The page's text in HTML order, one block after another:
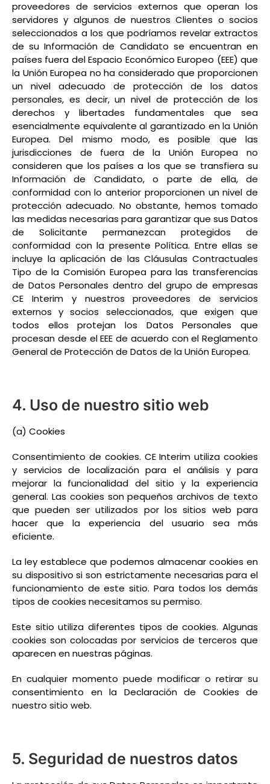
proveedores de servicios externos que operan los
servidores y algunos de nuestros Clientes o socios
seleccionados a los que podríamos revelar extractos
de su Información de Candidato se encuentran en
países fuera del Espacio Económico Europeo (EEE) que
la Unión Europea no ha considerado que proporcionen
un nivel adecuado de protección de los datos
personales, es decir, un nivel de protección de los
derechos y libertades fundamentales que sea
esencialmente equivalente al garantizado en la Unión
Europea. Del mismo modo, es posible que las
jurisdicciones de fuera de la Unión Europea no
consideren que los países a los que se transfiera su
Información de Candidato, o parte de ella, de
conformidad con lo anterior proporcionen un nivel de
protección adecuado. No obstante, hemos tomado
las medidas necesarias para garantizar que sus Datos
de Solicitante permanezcan protegidos de
conformidad con la presente Política. Entre ellas se
incluye la aplicación de las Cláusulas Contractuales
Tipo de la Comisión Europea para las transferencias
de Datos Personales dentro del grupo de empresas
CE Interim y nuestros proveedores de servicios
externos y socios seleccionados, que exigen que
todos ellos protejan los Datos Personales que
procesan desde el EEE de acuerdo con el Reglamento
General de Protección de Datos de la Unión Europea.
4. Uso de nuestro sitio web
(a) Cookies
Consentimiento de cookies. CE Interim utiliza cookies
y servicios de localización para el análisis y para
mejorar la funcionalidad del sitio y la experiencia
general. Las cookies son pequeños archivos de texto
que pueden ser utilizados por los sitios web para
hacer que la experiencia del usuario sea más
eficiente.
La ley establece que podemos almacenar cookies en
su dispositivo si son estrictamente necesarias para el
funcionamiento de este sitio. Para todos los demás
tipos de cookies necesitamos su permiso.
Este sitio utiliza diferentes tipos de cookies. Algunas
cookies son colocadas por servicios de terceros que
aparecen en nuestras páginas.
En cualquier momento puede modificar o retirar su
consentimiento en la Declaración de Cookies de
nuestro sitio web.
5. Seguridad de nuestros datos